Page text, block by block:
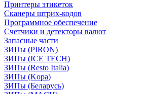
Принтеры этикеток
Сканеры штрих-кодов
Программное обеспечение
Счетчики и детекторы валют
Запасные части
ЗИПы (PIRON)
ЗИПы (ICE TECH)
ЗИПы (Resto Italia)
ЗИПы (Kopa)
ЗИПы (Беларусь)